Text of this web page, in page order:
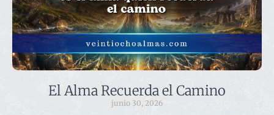
El Alma Recuerda el Camino
junio 30, 2026